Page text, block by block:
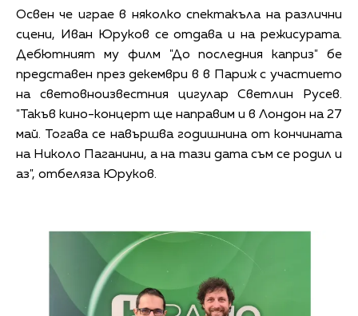
Освен че играе в няколко спектакъла на различни
сцени, Иван Юруков се отдава и на режисурата.
Дебютният му филм "До последния каприз" бе
представен през декември в в Париж с участието
на световноизвестния цигулар Светлин Русев.
"Такъв кино-концерт ще направим и в Лондон на 27
май. Тогава се навършва годишнина от кончината
на Николо Паганини, а на тази дата съм се родил и
аз", отбеляза Юруков.